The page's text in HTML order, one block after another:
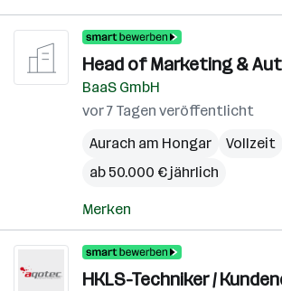
Head of Marketing &
BaaS GmbH
vor 7 Tagen veröffentlicht
Aurach am Hongar
Vollzeit
ab 50.000 € jährlich
Merken
HKLS-Techniker /